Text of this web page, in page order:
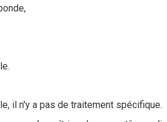
il n'y a pas de traitement spécifique.